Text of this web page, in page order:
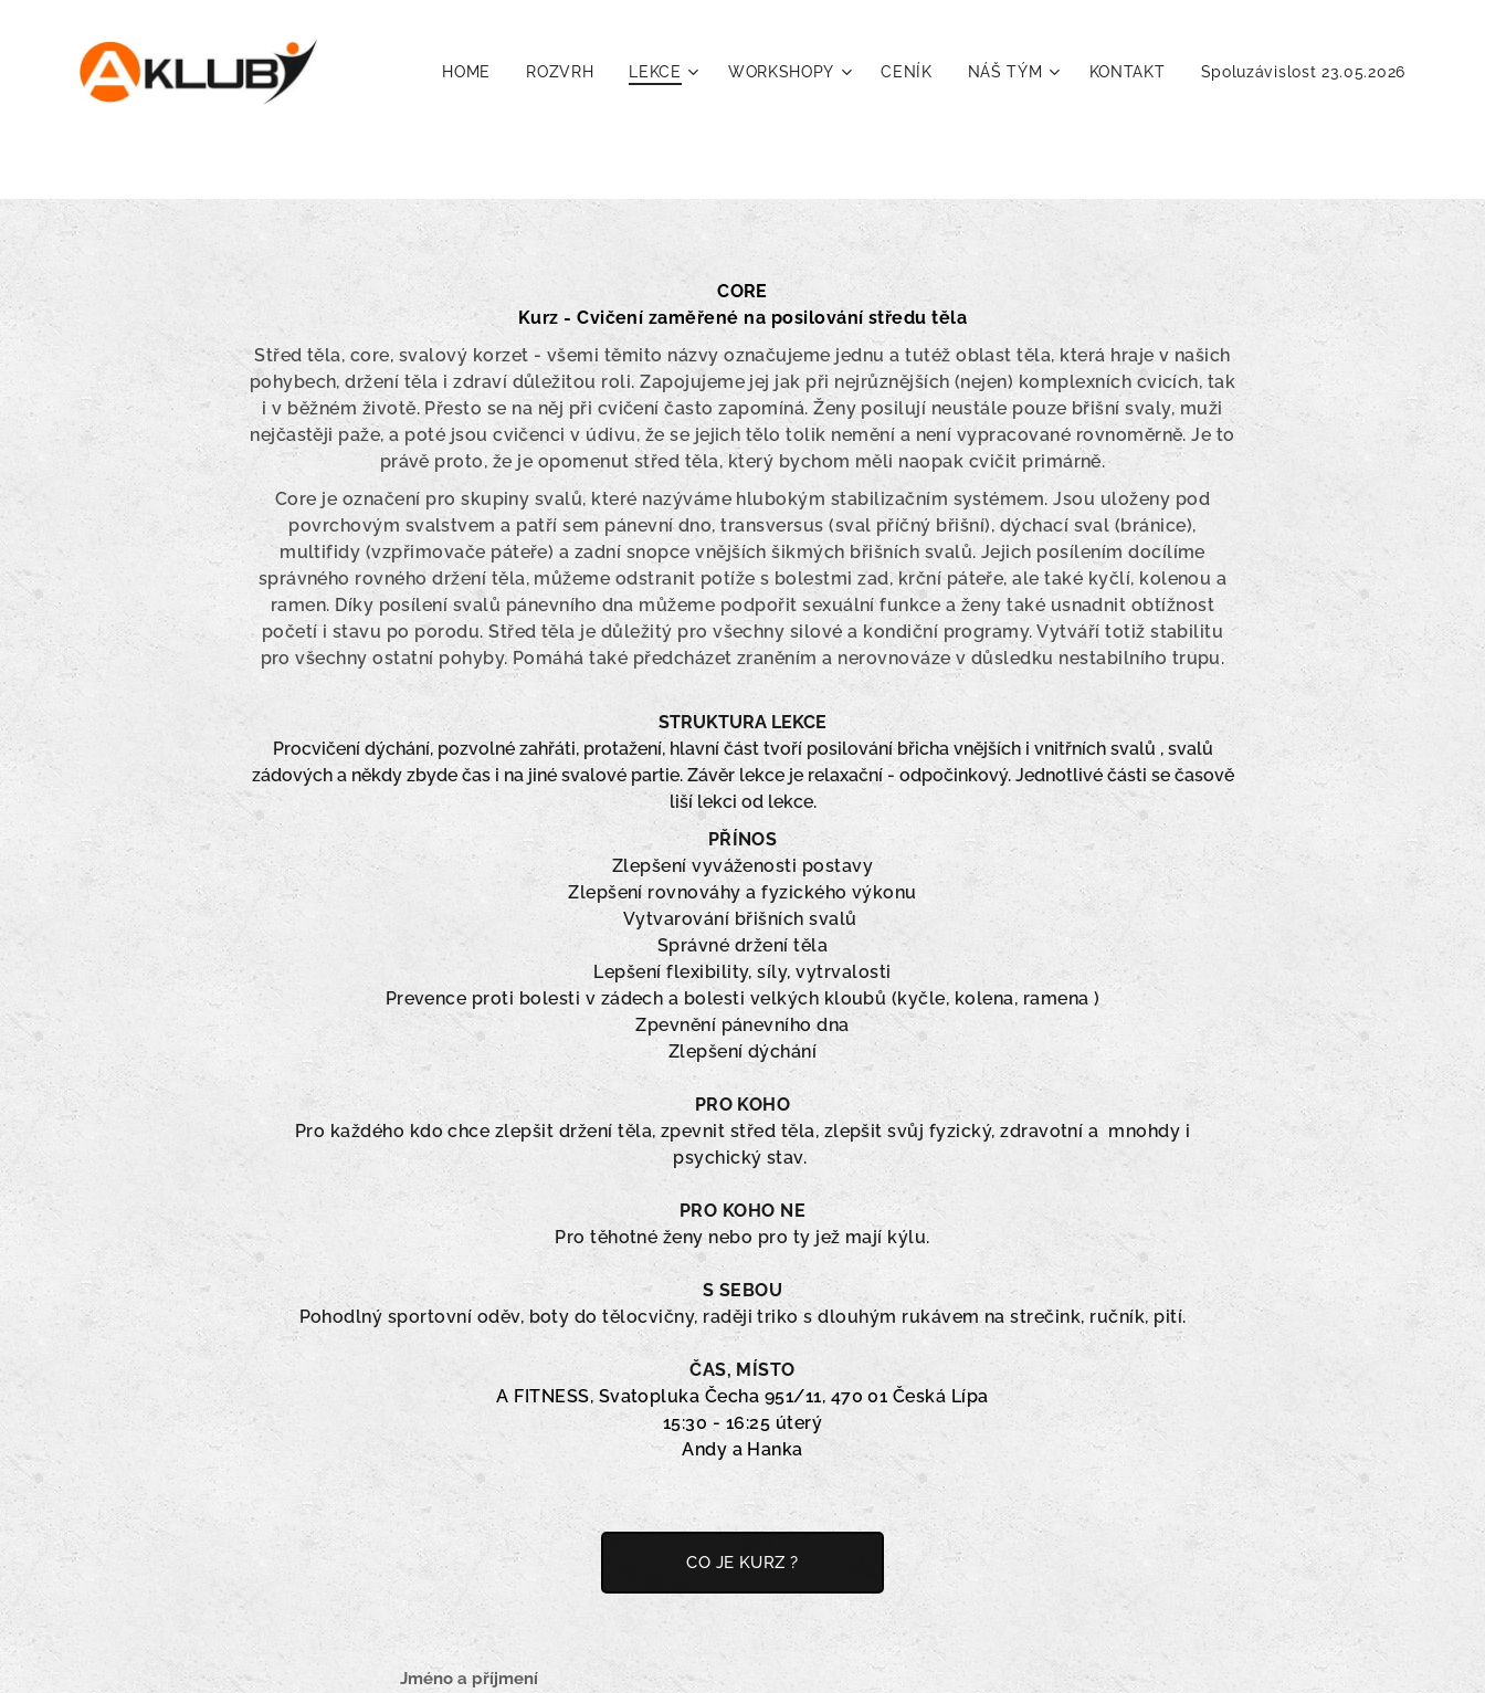
HOME ROZVRH LEKCE WORKSHOPY CENÍK NÁŠ TÝM KONTAKT Spoluzávislost 23.05.2026
CORE
Kurz - Cvičení zaměřené na posilování středu těla
Střed těla, core, svalový korzet - všemi těmito názvy označujeme jednu a tutéž oblast těla, která hraje v našich
pohybech, držení těla i zdraví důležitou roli. Zapojujeme jej jak při nejrůznějších (nejen) komplexních cvicích, tak
i v běžném životě. Přesto se na něj při cvičení často zapomíná. Ženy posilují neustále pouze břišní svaly, muži
nejčastěji paže, a poté jsou cvičenci v údivu, že se jejich tělo tolik nemění a není vypracované rovnoměrně. Je to
právě proto, že je opomenut střed těla, který bychom měli naopak cvičit primárně.
Core je označení pro skupiny svalů, které nazýváme hlubokým stabilizačním systémem. Jsou uloženy pod
povrchovým svalstvem a patří sem pánevní dno, transversus (sval příčný břišní), dýchací sval (bránice),
multifidy (vzpřimovače páteře) a zadní snopce vnějších šikmých břišních svalů. Jejich posílením docílíme
správného rovného držení těla, můžeme odstranit potíže s bolestmi zad, krční páteře, ale také kyčlí, kolenou a
ramen. Díky posílení svalů pánevního dna můžeme podpořit sexuální funkce a ženy také usnadnit obtížnost
početí i stavu po porodu. Střed těla je důležitý pro všechny silové a kondiční programy. Vytváří totiž stabilitu
pro všechny ostatní pohyby. Pomáhá také předcházet zraněním a nerovnováze v důsledku nestabilního trupu.
STRUKTURA LEKCE
Procvičení dýchání, pozvolné zahřáti, protažení, hlavní část tvoří posilování břicha vnějších i vnitřních svalů , svalů
zádových a někdy zbyde čas i na jiné svalové partie. Závěr lekce je relaxační - odpočinkový. Jednotlivé části se časově
liší lekci od lekce.
PŘÍNOS
Zlepšení vyváženosti postavy
Zlepšení rovnováhy a fyzického výkonu
Vytvarování břišních svalů
Správné držení těla
Lepšení flexibility, síly, vytrvalosti
Prevence proti bolesti v zádech a bolesti velkých kloubů (kyčle, kolena, ramena )
Zpevnění pánevního dna
Zlepšení dýchání
PRO KOHO
Pro každého kdo chce zlepšit držení těla, zpevnit střed těla, zlepšit svůj fyzický, zdravotní a mnohdy i
psychický stav.
PRO KOHO NE
Pro těhotné ženy nebo pro ty jež mají kýlu.
S SEBOU
Pohodlný sportovní oděv, boty do tělocvičny, raději triko s dlouhým rukávem na strečink, ručník, pití.
ČAS, MÍSTO
A FITNESS, Svatopluka Čecha 951/11, 470 01 Česká Lípa
15:30 - 16:25 úterý
Andy a Hanka
CO JE KURZ ?
Jméno a příjmení